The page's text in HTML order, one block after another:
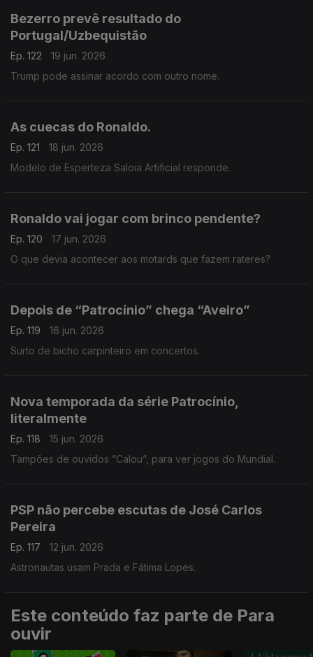
Bezerro prevê resultado do
Portugal/Uzbequistão
Ep. 122
19 jun. 2026
Trump pode assinar acordo com outro nome.
As cuecas do Ronaldo.
Ep. 121
18 jun. 2026
Modelo de Esperteza Saloia Artificial responde.
Ronaldo vai jogar com brinco pendente?
Ep. 120
17 jun. 2026
O que devia acontecer aos motards que fazem rateres?
Depois de “Patrocínio” chega “Aveiro”
Ep. 119
16 jun. 2026
Surto de bicho carpinteiro em concertos.
Nova temporada da série Patrocínio,
literalmente
Ep. 118
15 jun. 2026
Tampões de ouvidos “Calou”, para ver jogos do Mundial.
PSP não percebe escutas de José Carlos
Pereira
Ep. 117
12 jun. 2026
Astronautas usam Prada e Fátima Lopes.
Este conteúdo faz parte de Para
ouvir